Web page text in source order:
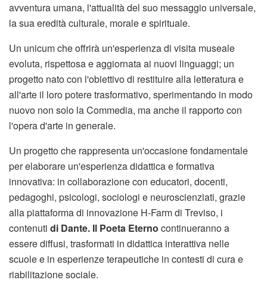
avventura umana, l'attualità del suo messaggio universale,
la sua eredità culturale, morale e spirituale.
Un unicum che offrirà un'esperienza di visita museale
evoluta, rispettosa e aggiornata ai nuovi linguaggi; un
progetto nato con l'obiettivo di restituire alla letteratura e
all'arte il loro potere trasformativo, sperimentando in modo
nuovo non solo la Commedia, ma anche il rapporto con
l'opera d'arte in generale.
Un progetto che rappresenta un'occasione fondamentale
per elaborare un'esperienza didattica e formativa
innovativa: in collaborazione con educatori, docenti,
pedagoghi, psicologi, sociologi e neuroscienziati, grazie
alla piattaforma di innovazione H-Farm di Treviso, i
contenuti di Dante. Il Poeta Eterno continueranno a
essere diffusi, trasformati in didattica interattiva nelle
scuole e in esperienze terapeutiche in contesti di cura e
riabilitazione sociale.